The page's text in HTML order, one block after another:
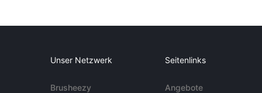
Unser Netzwerk
Brusheezy
Seitenlinks
Angebote